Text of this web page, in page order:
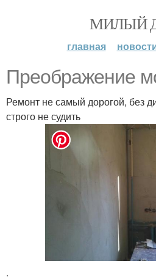
МИЛЫЙ
главная
Преображение
Ремонт не самый дорогой, без
строго не судить
.